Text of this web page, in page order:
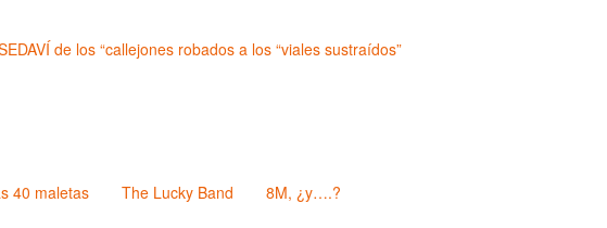
de los “callejones robados a los “viales sustraídos”
40 maletas The Lucky Band 8M, ¿y….?